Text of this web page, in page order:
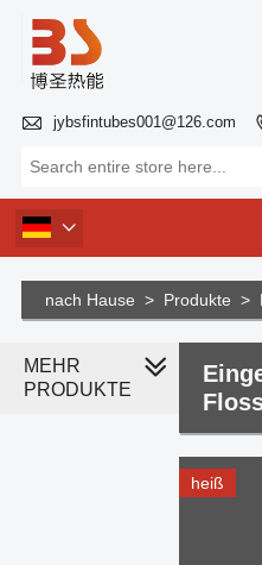
 jybsfintubes001@126.com

nach Hause > Produkte >
heiß
MEHR
PRODUKTE